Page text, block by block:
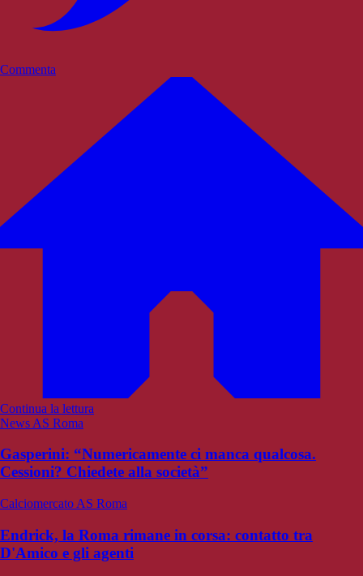
Commenta
Continua la lettura
News AS Roma
Gasperini: “Numericamente ci manca qualcosa.
Cessioni? Chiedete alla società”
Calciomercato AS Roma
Endrick, la Roma rimane in corsa: contatto tra
D'Amico e gli agenti